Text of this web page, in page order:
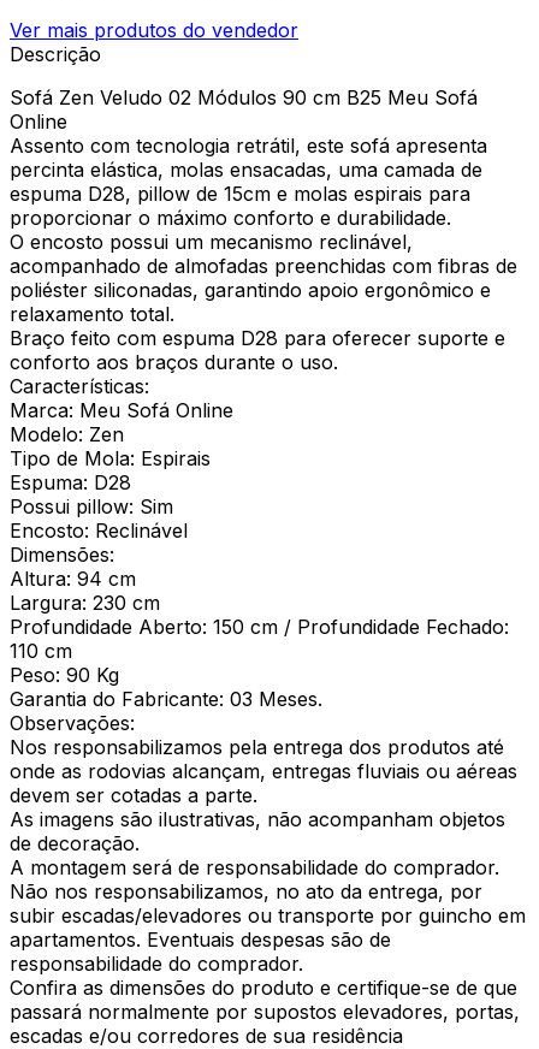
Ver mais produtos do vendedor
Descrição
Sofá Zen Veludo 02 Módulos 90 cm B25 Meu Sofá
Online
Assento com tecnologia retrátil, este sofá apresenta
percinta elástica, molas ensacadas, uma camada de
espuma D28, pillow de 15cm e molas espirais para
proporcionar o máximo conforto e durabilidade.
O encosto possui um mecanismo reclinável,
acompanhado de almofadas preenchidas com fibras de
poliéster siliconadas, garantindo apoio ergonômico e
relaxamento total.
Braço feito com espuma D28 para oferecer suporte e
conforto aos braços durante o uso.
Características:
Marca: Meu Sofá Online
Modelo: Zen
Tipo de Mola: Espirais
Espuma: D28
Possui pillow: Sim
Encosto: Reclinável
Dimensões:
Altura: 94 cm
Largura: 230 cm
Profundidade Aberto: 150 cm / Profundidade Fechado:
110 cm
Peso: 90 Kg
Garantia do Fabricante: 03 Meses.
Observações:
Nos responsabilizamos pela entrega dos produtos até
onde as rodovias alcançam, entregas fluviais ou aéreas
devem ser cotadas a parte.
As imagens são ilustrativas, não acompanham objetos
de decoração.
A montagem será de responsabilidade do comprador.
Não nos responsabilizamos, no ato da entrega, por
subir escadas/elevadores ou transporte por guincho em
apartamentos. Eventuais despesas são de
responsabilidade do comprador.
Confira as dimensões do produto e certifique-se de que
passará normalmente por supostos elevadores, portas,
escadas e/ou corredores de sua residência